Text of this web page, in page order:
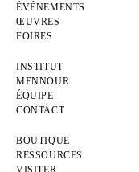
ÉVÉNEMENTS
ŒUVRES
FOIRES
INSTITUT
MENNOUR
ÉQUIPE
CONTACT
BOUTIQUE
RESSOURCES
VISITER